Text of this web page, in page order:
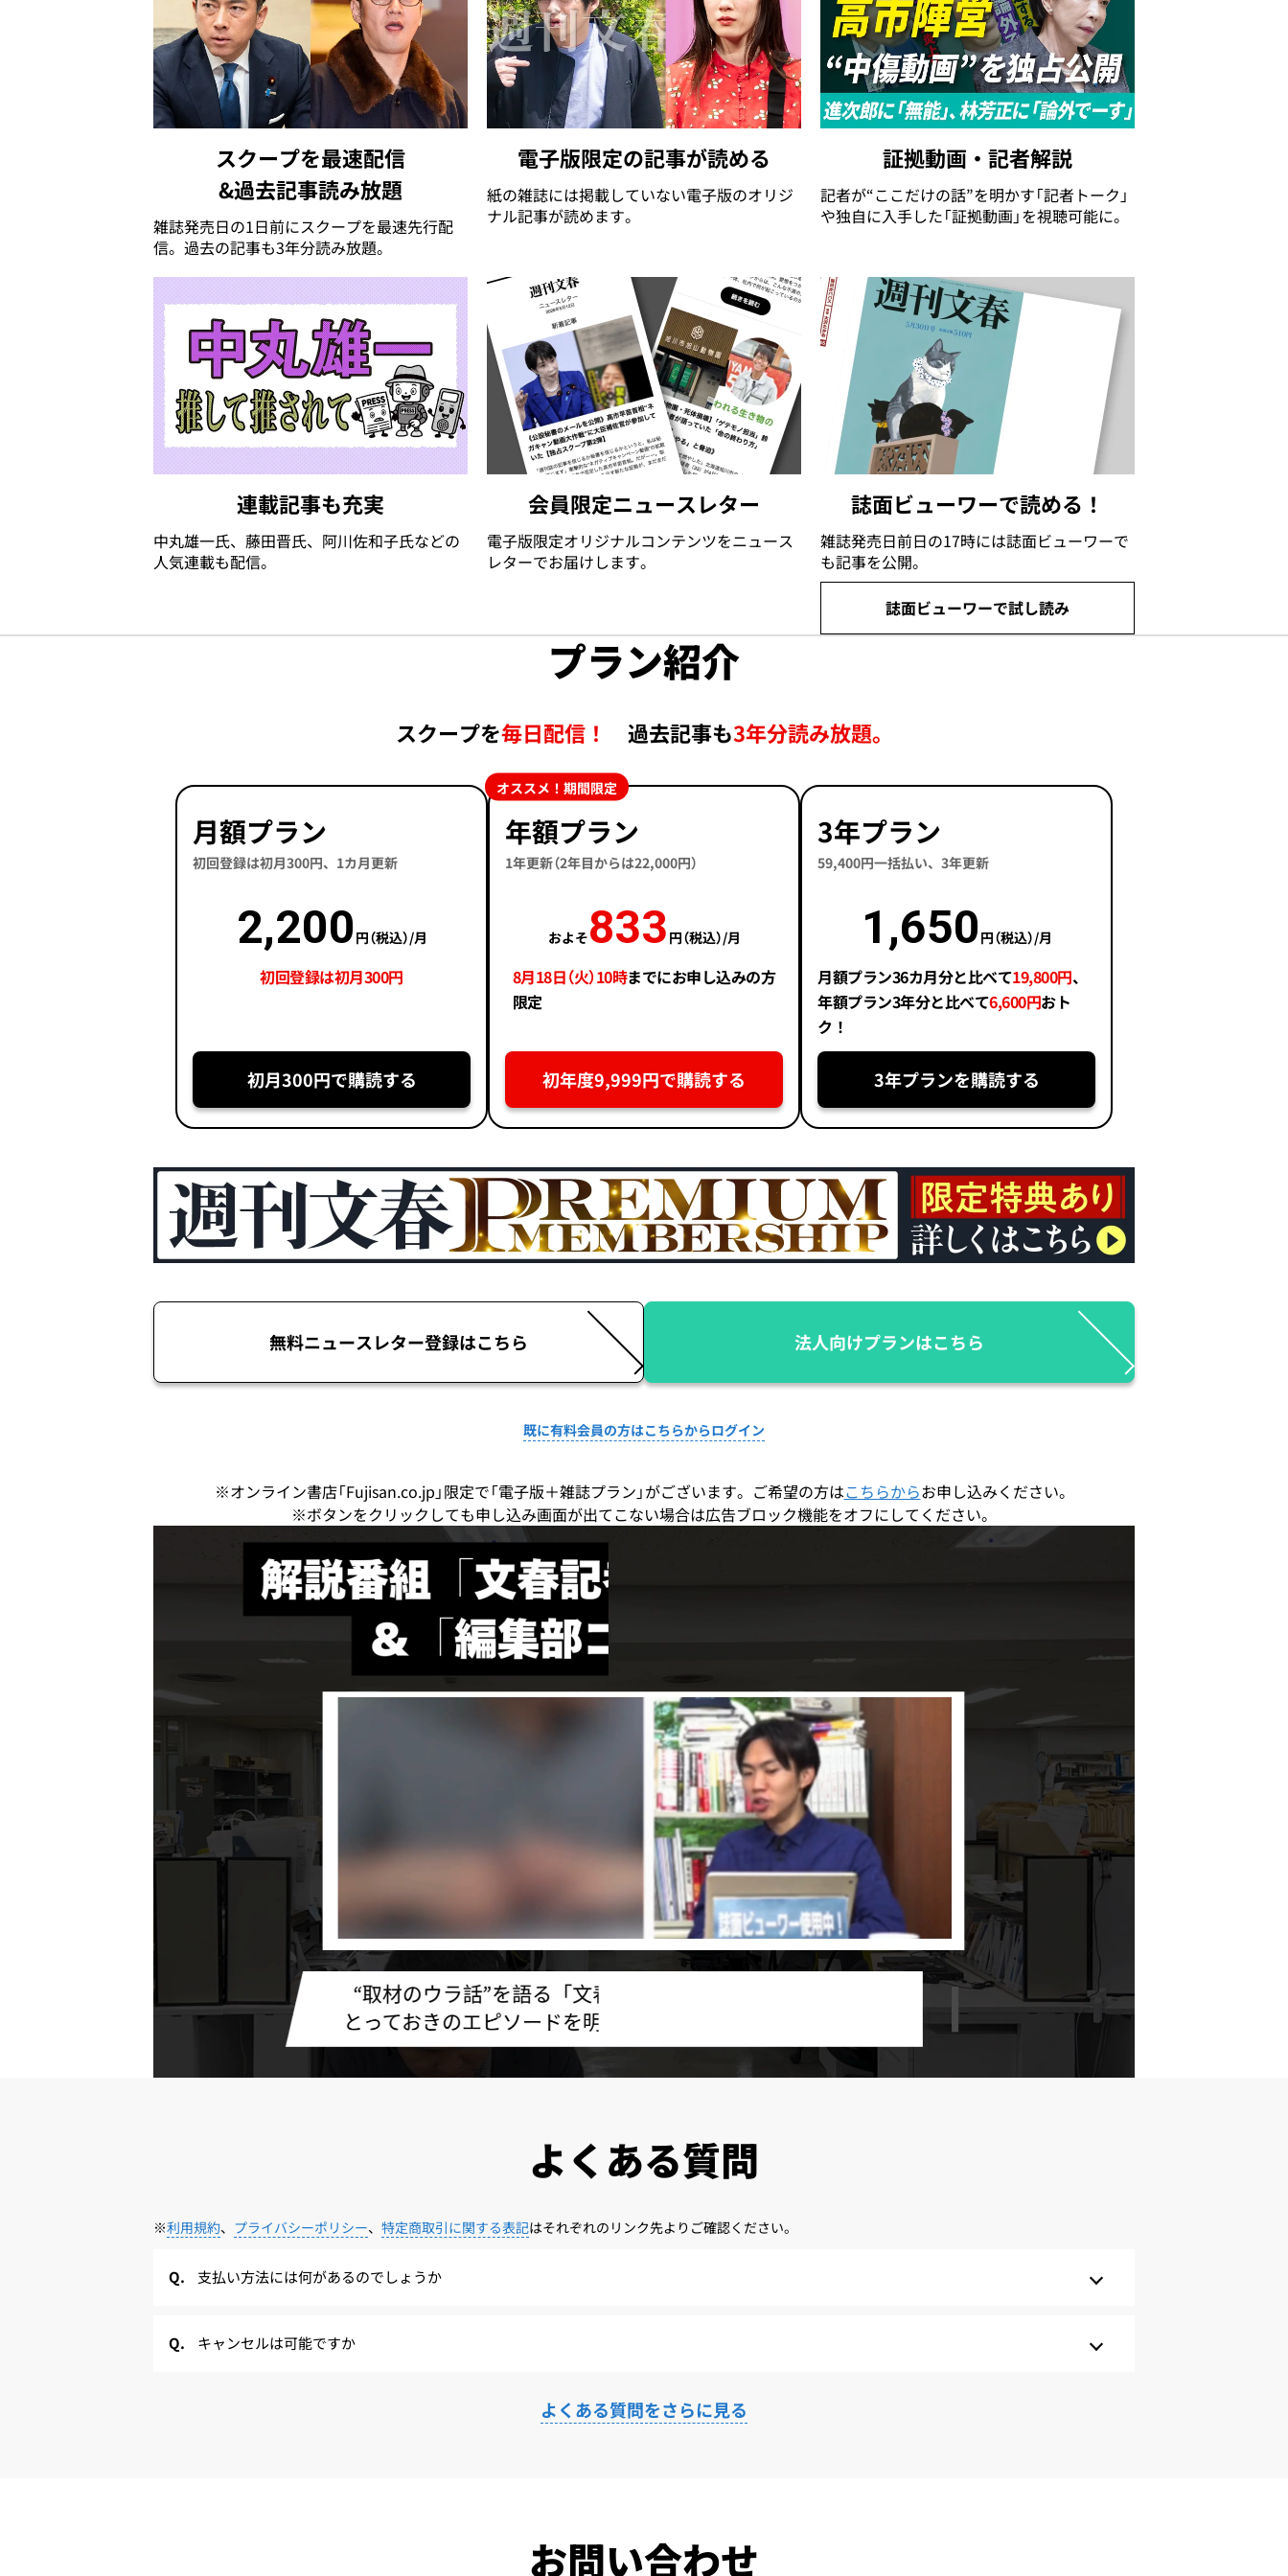
スクープを最速配信
&過去記事読み放題
雑誌発売日の1日前にスクープを最速先行配
信。過去の記事も3年分読み放題。
電子版限定の記事が読める
紙の雑誌には掲載していない電子版のオリジ
ナル記事が読めます。
証拠動画・記者解説
記者が“ここだけの話”を明かす「記者トーク」
や独自に入手した「証拠動画」を視聴可能に。
連載記事も充実
中丸雄一氏、藤田晋氏、阿川佐和子氏などの
人気連載も配信。
会員限定ニュースレター
電子版限定オリジナルコンテンツをニュース
レターでお届けします。
誌面ビューワーで読める！
雑誌発売日前日の17時には誌面ビューワーで
も記事を公開。
誌面ビューワーで試し読み
プラン紹介
スクープを毎日配信！ 過去記事も3年分読み放題。
月額プラン
初回登録は初月300円、1カ月更新
2,200 円（税込）/月
初回登録は初月300円
初月300円で購読する
年額プラン
1年更新（2年目からは22,000円）
およそ833 円（税込）/月
8月18日（火）10時までにお申し込みの方
限定
初年度9,999円で購読する
オススメ！期間限定
3年プラン
59,400円一括払い、3年更新
1,650 円（税込）/月
月額プラン36カ月分と比べて19,800円、
年額プラン3年分と比べて6,600円おト
ク！
3年プランを購読する
無料ニュースレター登録はこちら 法人向けプランはこちら
既に有料会員の方はこちらからログイン
※オンライン書店「Fujisan.co.jp」限定で「電子版＋雑誌プラン」がございます。ご希望の方はこちらからお申し込みください。
※ボタンをクリックしても申し込み画面が出てこない場合は広告ブロック機能をオフにしてください。
よくある質問
※利用規約、 プライバシーポリシー、 特定商取引に関する表記はそれぞれのリンク先よりご確認ください。
支払い方法には何があるのでしょうか
キャンセルは可能ですか
よくある質問をさらに見る
お問い合わせ